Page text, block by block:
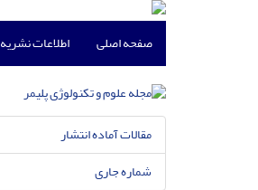
صفحه اصلی اطلاعات نشریه
مقالات آماده انتشار
شماره جاری